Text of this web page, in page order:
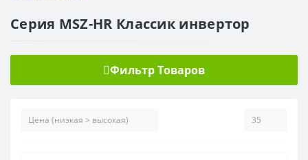
Серия MSZ-HR Классик инвертор
Фильтр Товаров